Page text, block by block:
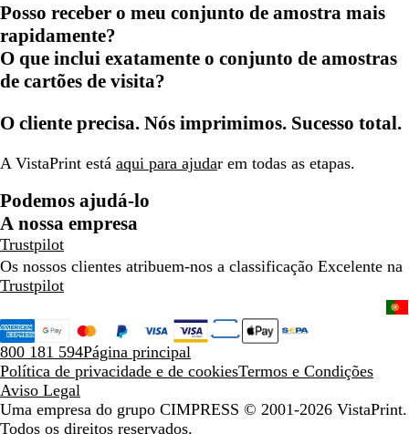
Posso receber o meu conjunto de amostra mais
rapidamente?
O que inclui exatamente o conjunto de amostras
de cartões de visita?
O cliente precisa. Nós imprimimos. Sucesso total.
A VistaPrint está aqui para ajudar em todas as etapas.
Podemos ajudá-lo
A nossa empresa
Trustpilot
Os nossos clientes atribuem-nos a classificação Excelente na
Trustpilot
800 181 594Página principal
Política de privacidade e de cookiesTermos e Condições
Aviso Legal
Uma empresa do grupo CIMPRESS © 2001-2026 VistaPrint.
Todos os direitos reservados.